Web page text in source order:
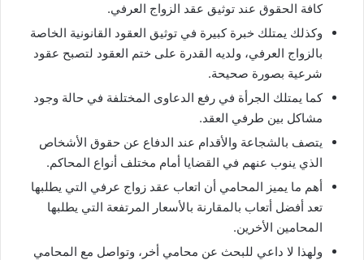
كافة الحقوق عند توثيق عقد الزواج العرفي.
وكذلك يمتلك خبرة كبيرة في توثيق العقود القانونية الخاصة
بالزواج العرفي، ولديه القدرة على ختم العقود لتصبح عقود
شرعية بصورة صحيحة.
كما يمتلك الجرأة في رفع الدعاوى المختلفة في حالة وجود
مشاكل بين طرفي العقد.
يتصف بالشجاعة والأقدام عند الدفاع عن حقوق الأشخاص
الذي ينوب عنهم في القضايا أمام مختلف أنواع المحاكم.
أهم ما يميز المحامي أن اتعاب عقد زواج عرفي التي يطلبها
تعد أفضل أتعاب بالمقارنة بالأسعار المرتفعة التي يطلبها
المحامين الأخرين.
ولهذا لا داعي للبحث عن محامي أخر، وتواصل مع المحامي